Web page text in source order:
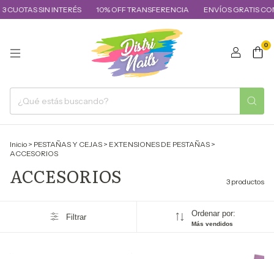
CUOTAS SIN INTERÉS 10% OFF TRANSFERENCIA ENVÍOS GRATIS
0
Inicio > PESTAÑAS Y CEJAS > EXTENSIONES DE PESTAÑAS >
ACCESORIOS
ACCESORIOS 3 productos
Filtrar Ordenar por:
Más vendidos